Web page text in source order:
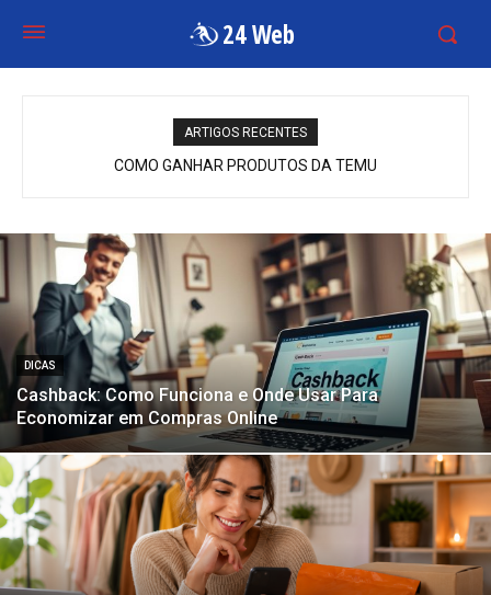
24 Web
ARTIGOS RECENTES
COMO GANHAR PRODUTOS DA TEMU
DICAS
Cashback: Como Funciona e Onde Usar Para
Economizar em Compras Online